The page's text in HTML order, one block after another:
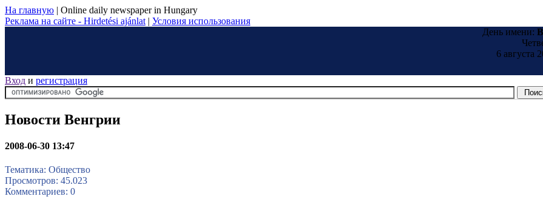
На главную | Online daily newspaper in Hungary
Реклама на сайте - Hirdetési ajánlat | Условия использования
День имени:
6 августа
Вход и регистрация
Новости Венгрии
2008-06-30 13:47
Тематика: Общество
Просмотров: 45.023
Комментариев: 0